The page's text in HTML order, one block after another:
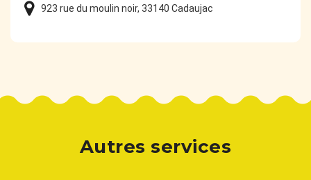
923 rue du moulin noir, 33140 Cadaujac
Autres services